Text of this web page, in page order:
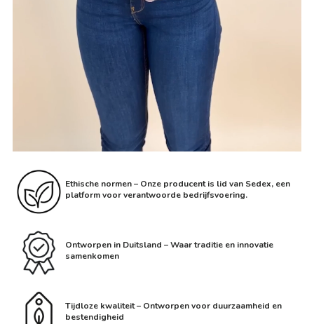
Ethische normen – Onze producent is lid van Sedex, een
platform voor verantwoorde bedrijfsvoering.
Ontworpen in Duitsland – Waar traditie en innovatie
samenkomen
Tijdloze kwaliteit – Ontworpen voor duurzaamheid en
bestendigheid